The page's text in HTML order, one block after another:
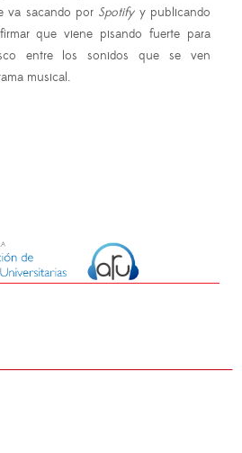
va sacando por Spotifyy publicando
que viene pisando fuerte para
entre los sonidos que se ven
musical.